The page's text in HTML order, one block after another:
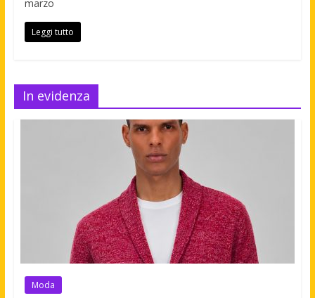
marzo
Leggi tutto
In evidenza
Moda